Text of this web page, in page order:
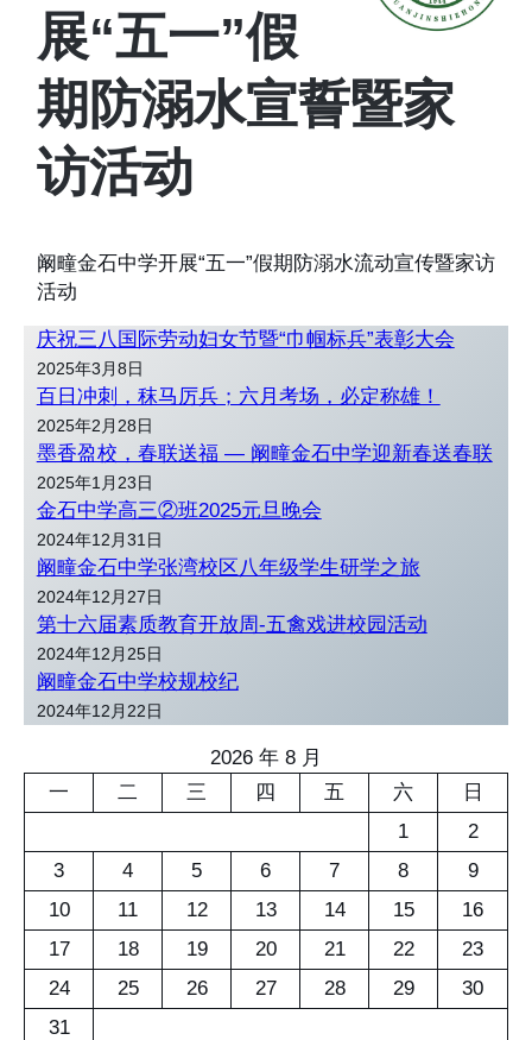
展“五一”假
期防溺水宣誓暨家
访活动
阚疃金石中学开展“五一”假期防溺水流动宣传暨家访
活动
庆祝三八国际劳动妇女节暨“巾帼标兵”表彰大会
2025年3月8日
百日冲刺，秣马厉兵；六月考场，必定称雄！
2025年2月28日
墨香盈校，春联送福 — 阚疃金石中学迎新春送春联
2025年1月23日
金石中学高三②班2025元旦晚会
2024年12月31日
阚疃金石中学张湾校区八年级学生研学之旅
2024年12月27日
第十六届素质教育开放周-五禽戏进校园活动
2024年12月25日
阚疃金石中学校规校纪
2024年12月22日
2026 年 8 月
一
二 三 四 五 六
日
1
2
3
4 5 6 7 8
9
10
11 12 13 14 15
16
17
18 19 20 21 22
23
24
25 26 27 28 29
30
31